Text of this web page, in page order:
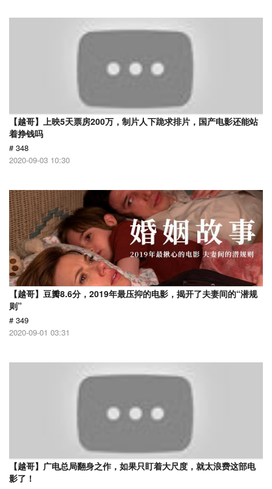
【越哥】上映5天票房200万，制片人下跪求排片，国产电影还能站
着挣钱吗
# 348
2020-09-03 10:30
【越哥】豆瓣8.6分，2019年最压抑的电影，揭开了夫妻间的“潜规
则”
# 349
2020-09-01 03:31
【越哥】广电总局翻身之作，如果只盯着大尺度，就太浪费这部电
影了！